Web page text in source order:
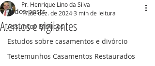
Todos posts
Assuntos Bíblicos
Estudos sobre casamentos e divórcio
Testemunhos Casamentos Restaurados
Atentos e vigilantes
Pr. Henrique Lino da Silva
17 de dez. de 20243 min de leitura